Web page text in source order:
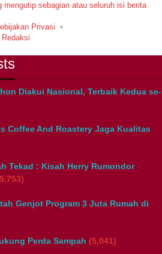
sebagian atau seluruh isi berita
Privasi
Redaksi
Diakui Nasional, Terbaik Kedua se-
Coffee And Roastery Jaga Kualitas
Tekad : Kisah Herry Rumondor
Genjot Program 3 Juta Rumah di
Perda Sampah (5,041)